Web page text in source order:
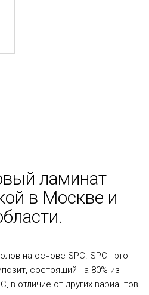
ламинат
в Москве и
на основе SPC. SPC - это
состоящий на 80% из
в отличие от других вариантов